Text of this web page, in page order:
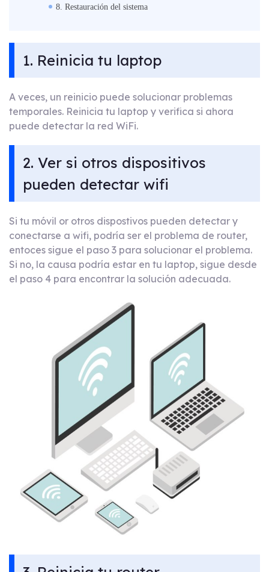
8. Restauración del sistema
1. Reinicia tu laptop
A veces, un reinicio puede solucionar problemas
temporales. Reinicia tu laptop y verifica si ahora
puede detectar la red WiFi.
2. Ver si otros dispositivos
pueden detectar wifi
Si tu móvil or otros dispostivos pueden detectar y
conectarse a wifi, podría ser el problema de router,
entoces sigue el paso 3 para solucionar el problema.
Si no, la causa podría estar en tu laptop, sigue desde
el paso 4 para encontrar la solución adecuada.